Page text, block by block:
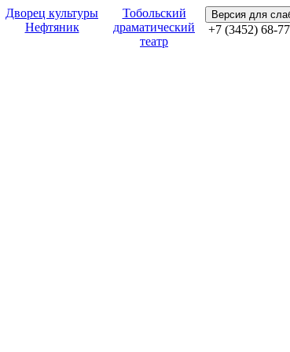
Дворец культуры
Нефтяник
Тобольский
драматический
театр
Версия для
+7 (3452) 68-